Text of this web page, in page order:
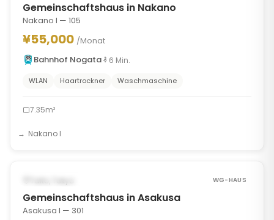
Gemeinschaftshaus in Nakano
Nakano I — 105
¥55,000 /Monat
Bahnhof Nogata
6 Min.
WLAN Haartrockner Waschmaschine
7.35m²
Nakano I
Taito, Tokyo WG-HAUS
Gemeinschaftshaus in Asakusa
Asakusa I — 301